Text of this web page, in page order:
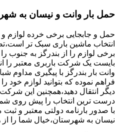
حمل بار وانت و نیسان به
حمل و جابجایی برخی خرده لوازم
انتخاب ماشین باری سبک تر
برخی لوازم را از بندرگز به جنوب را
بایست یک شرکت باربری معتبر را
وانت بار بندرگز با پیگیری مداوم
فراهم نموده که بتوانید لوازم
دیگر انتقال دهید،همچنین این
درست ترین انتخاب را پیش روی
با صدور بارنامه دولتی معتبر و
نیسان به شهرستان،خیال شما را